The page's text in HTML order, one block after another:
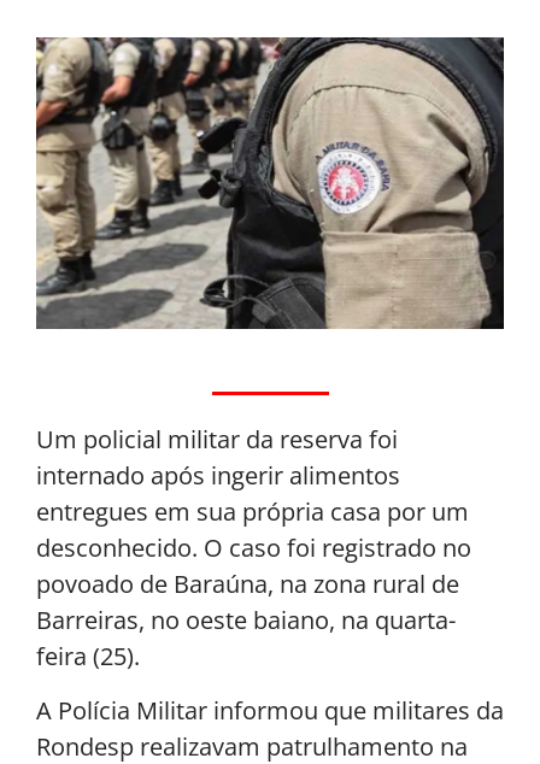
Um policial militar da reserva foi
internado após ingerir alimentos
entregues em sua própria casa por um
desconhecido. O caso foi registrado no
povoado de Baraúna, na zona rural de
Barreiras, no oeste baiano, na quarta-
feira (25).
A Polícia Militar informou que militares da
Rondesp realizavam patrulhamento na